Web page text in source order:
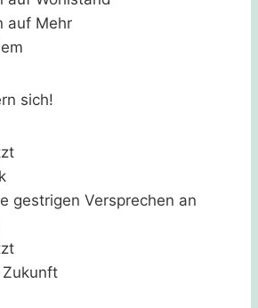
auf Mehr
sich!
gestrigen Versprechen an